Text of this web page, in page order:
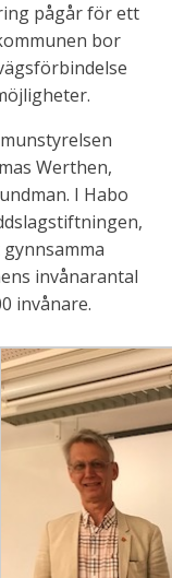
pågår för ett
bor
Werthen,
I Habo
invånarantal
invånare.